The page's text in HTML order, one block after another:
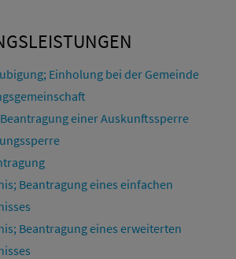
Einholung bei der Gemeinde
einer Auskunftssperre
Beantragung eines einfachen
Beantragung eines erweiterten